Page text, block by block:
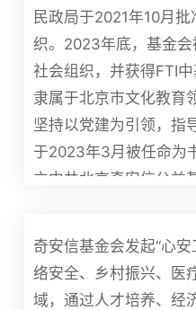
民政局于2021年10月
织。2023年底，基金
社会组织，并获得FTI
隶属于北京市文化教育
坚持以党建为引领，指
于2023年3月被任命为
立中共北京奇安信公益
使命：让世界更安全，
联系我们：
奇安信基金会发起“心
络安全、乡村振兴、医
域，通过人才培养、经